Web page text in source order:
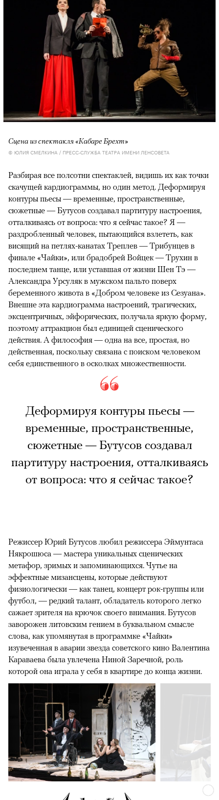
Сцена из спектакля «Кабаре Брехт»
© ЮЛИЯ СМЕЛКИНА / ПРЕСС-СЛУЖБА ТЕАТРА ИМЕНИ ЛЕНСОВЕТА
Разбирая все полсотни спектаклей, видишь их как точки
скачущей кардиограммы, но один метод. Деформируя
контуры пьесы — временные, пространственные,
сюжетные — Бутусов создавал партитуру настроения,
отталкиваясь от вопроса: что я сейчас такое? Я —
раздробленный человек, пытающийся взлететь, как
висящий на петлях-канатах Треплев — Трибунцев в
финале «Чайки», или брадобрей Войцек — Трухин в
последнем танце, или уставшая от жизни Шен Тэ —
Александра Урсуляк в мужском пальто поверх
беременного живота в «Добром человеке из Сезуана».
Внешне эта кардиограмма настроений, трагических,
эксцентричных, эйфорических, получала яркую форму,
поэтому аттракцион был единицей сценического
действия. А философия — одна на все, простая, но
действенная, поскольку связана с поиском человеком
себя единственного в осколках множественности.
Деформируя контуры пьесы —
временные, пространственные,
сюжетные — Бутусов создавал
партитуру настроения, отталкиваясь
от вопроса: что я сейчас такое?
Режиссер Юрий Бутусов любил режиссера Эймунтаса
Някрошюса — мастера уникальных сценических
метафор, зримых и запоминающихся. Чутье на
эффектные мизансцены, которые действуют
физиологически — как танец, концерт рок-группы или
футбол, — редкий талант, обладатель которого легко
сажает зрителя на крючок своего внимания. Бутусов
заворожен литовским гением в буквальном смысле
слова, как упомянутая в программке «Чайки»
изувеченная в аварии звезда советского кино Валентина
Караваева была увлечена Ниной Заречной, роль
которой она играла у себя в квартире до конца жизни.